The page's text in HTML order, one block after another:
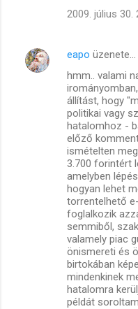
2009. július 30.
eapo üzenete…
hmm.. valami
állítást, hogy
politikai vagy
hatalomhoz -
előző
ismételten
3.700 forintért
amelyben
hogyan lehet
torrentelhető
foglalkozik
semmiből,
valamely piac
önismereti és
birtokában
mindenkinek
hatalomra
példát